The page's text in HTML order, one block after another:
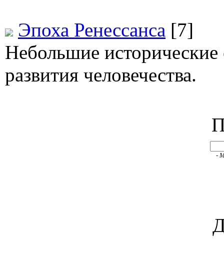
Эпоха Ренессанса [7]
Небольшие
развития человечества.
-